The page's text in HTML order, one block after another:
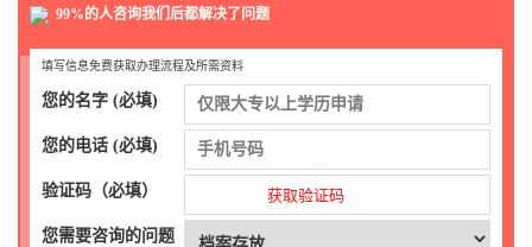
99%的人咨询我们后都解决了问题
填写信息免费获取办理流程及所需资料
您的名字 (必填)
您的电话 (必填)
验证码（必填） 获取验证码
您需要咨询的问题